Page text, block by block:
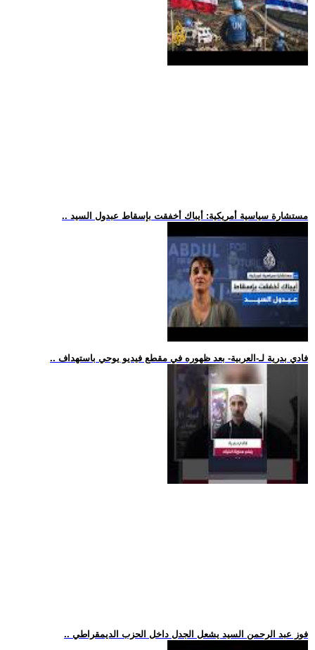
.. مستشارة سياسية أمريكية: أيباك أخفقت بإسقاط عبدول السيد
.. فادي بدرية لـ-العربية- بعد ظهوره في مقطع فيديو يوحي باستهداف
.. فوز عبد الرحمن السيد يشعل الجدل داخل الحزب الديمقراطي